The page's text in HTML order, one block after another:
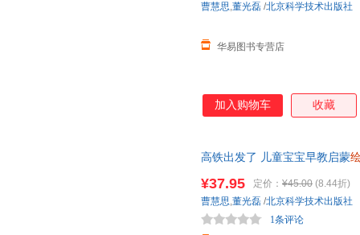
华易图书专营店
曹慧思,董光磊 /北京科学技术出版社
加入购物车 收藏
高铁出发了 儿童宝宝早教启蒙
¥37.95 定价： ¥45.00 (8.44折)
1条评论
曹慧思,董光磊 /北京科学技术出版社